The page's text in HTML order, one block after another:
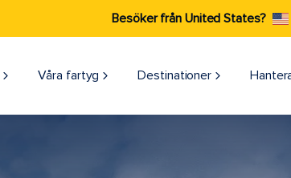
Besöker från United States?
Våra fartyg Destinationer